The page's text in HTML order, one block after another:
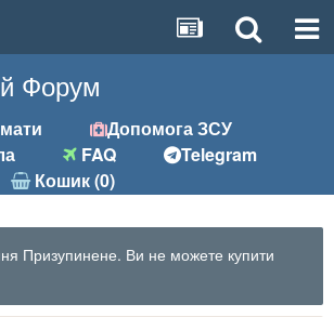
Форум
Допомога ЗСУ
FAQ
Telegram
Кошик (0)
Призупинене. Ви не можете купити